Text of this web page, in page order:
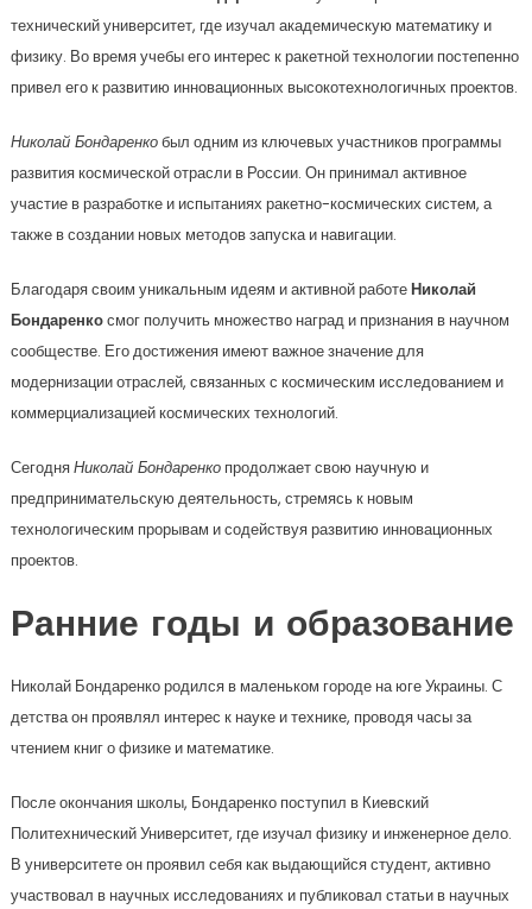
технический университет, где изучал академическую математику и
физику. Во время учебы его интерес к ракетной технологии постепенно
привел его к развитию инновационных высокотехнологичных проектов.
Николай Бондаренкобыл одним из ключевых участников программы
развития космической отрасли в России. Он принимал активное
участие в разработке и испытаниях ракетно-космических систем, а
также в создании новых методов запуска и навигации.
Благодаря своим уникальным идеям и активной работеНиколай
Бондаренкосмог получить множество наград и признания в научном
сообществе. Его достижения имеют важное значение для
модернизации отраслей, связанных с космическим исследованием и
коммерциализацией космических технологий.
СегодняНиколай Бондаренкопродолжает свою научную и
предпринимательскую деятельность, стремясь к новым
технологическим прорывам и содействуя развитию инновационных
проектов.
Ранние годы и образование
Николай Бондаренко родился в маленьком городе на юге Украины. С
детства он проявлял интерес к науке и технике, проводя часы за
чтением книг о физике и математике.
После окончания школы, Бондаренко поступил в Киевский
Политехнический Университет, где изучал физику и инженерное дело.
В университете он проявил себя как выдающийся студент, активно
участвовал в научных исследованиях и публиковал статьи в научных